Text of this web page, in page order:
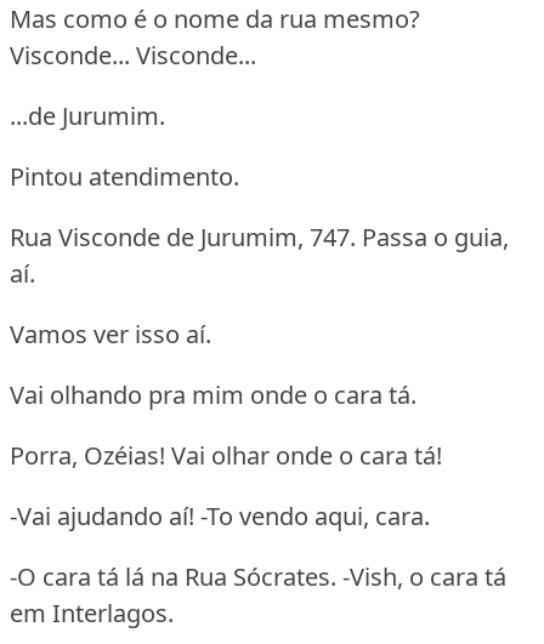
Mas como é o nome da rua mesmo?
Visconde... Visconde...
...de Jurumim.
Pintou atendimento.
Rua Visconde de Jurumim, 747. Passa o guia,
aí.
Vamos ver isso aí.
Vai olhando pra mim onde o cara tá.
Porra, Ozéias! Vai olhar onde o cara tá!
-Vai ajudando aí! -To vendo aqui, cara.
-O cara tá lá na Rua Sócrates. -Vish, o cara tá
em Interlagos.